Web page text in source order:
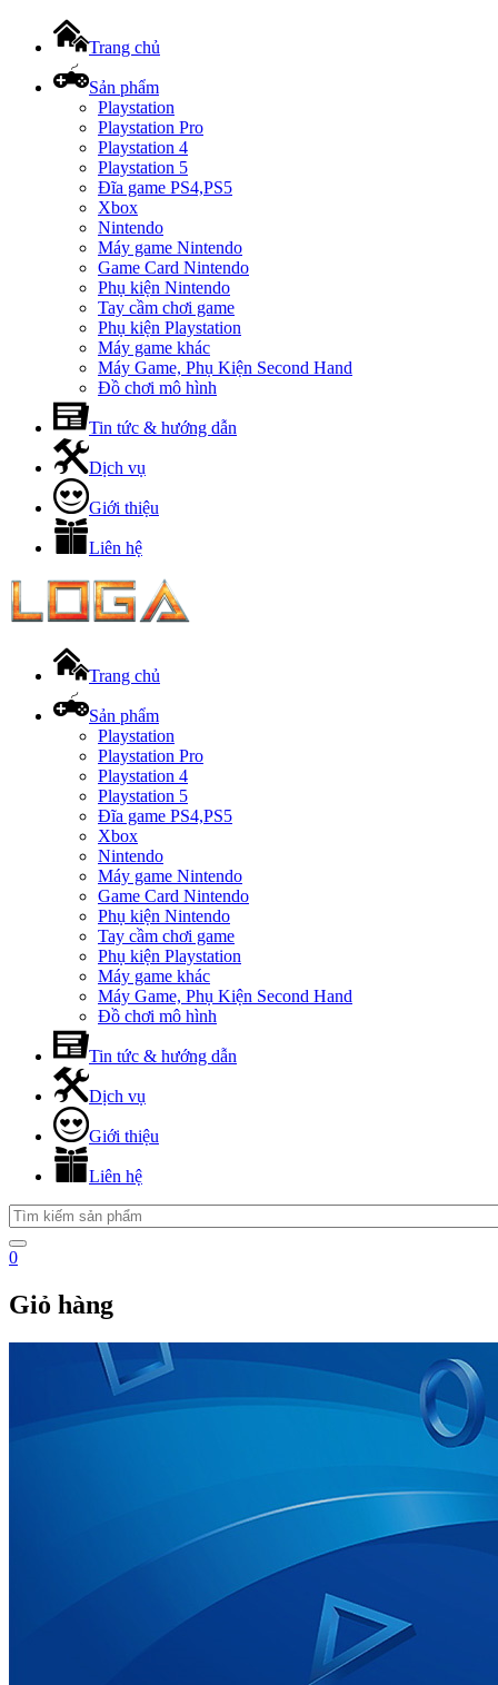
Trang chủ
Sản phẩm
Playstation
Playstation Pro
Playstation 4
Playstation 5
Đĩa game PS4,PS5
Xbox
Nintendo
Máy game Nintendo
Game Card Nintendo
Phụ kiện Nintendo
Tay cầm chơi game
Phụ kiện Playstation
Máy game khác
Máy Game, Phụ Kiện Second Hand
Đồ chơi mô hình
Tin tức & hướng dẫn
Dịch vụ
Giới thiệu
Liên hệ
Trang chủ
Sản phẩm
Playstation
Playstation Pro
Playstation 4
Playstation 5
Đĩa game PS4,PS5
Xbox
Nintendo
Máy game Nintendo
Game Card Nintendo
Phụ kiện Nintendo
Tay cầm chơi game
Phụ kiện Playstation
Máy game khác
Máy Game, Phụ Kiện Second Hand
Đồ chơi mô hình
Tin tức & hướng dẫn
Dịch vụ
Giới thiệu
Liên hệ
0
Giỏ hàng